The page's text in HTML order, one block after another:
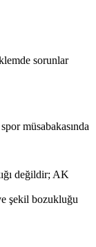
sorunlar
müsabakasında
değildir; AK
şekil bozukluğu